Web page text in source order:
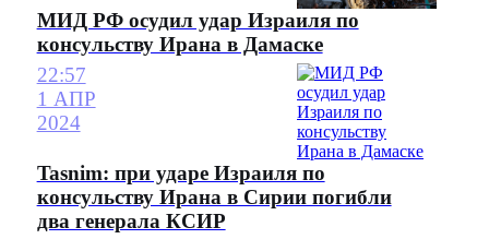
МИД РФ осудил удар Израиля по
консульству Ирана в Дамаске
22:57
1 АПР
2024
Tasnim: при ударе Израиля по
консульству Ирана в Сирии погибли
два генерала КСИР